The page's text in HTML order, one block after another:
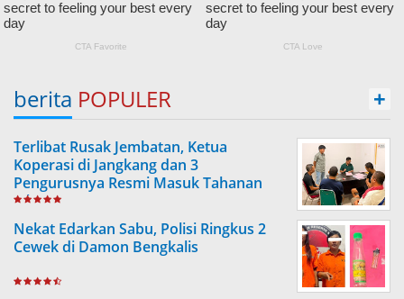
berita POPULER +
Terlibat Rusak Jembatan, Ketua
Koperasi di Jangkang dan 3
Pengurusnya Resmi Masuk Tahanan
Jaksa
Nekat Edarkan Sabu, Polisi Ringkus 2
Cewek di Damon Bengkalis